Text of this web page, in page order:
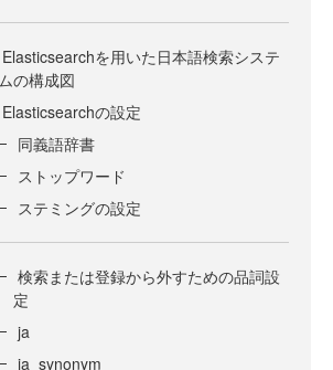
Elasticsearchを用いた日本語検索システ
ムの構成図
Elasticsearchの設定
同義語辞書
ストップワード
ステミングの設定
検索または登録から外すための品詞設
定
ja
ja_synonym